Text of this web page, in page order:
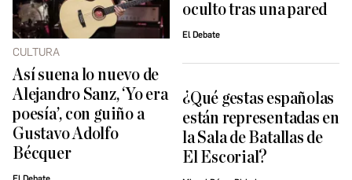
CULTURA
Así suena lo nuevo de
Alejandro Sanz, ‘Yo era
poesía’, con guiño a
Gustavo Adolfo
Bécquer
oculto tras una pared
El Debate
¿Qué gestas españolas
están representadas en
la Sala de Batallas de
El Escorial?